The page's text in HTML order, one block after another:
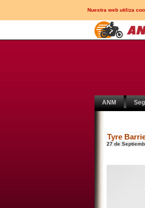
Nuestra web utiliza
ANM
Tyre
27 de